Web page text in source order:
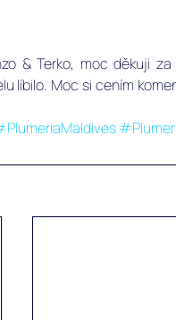
& Terko, moc děkuji
líbilo. Moc si cením